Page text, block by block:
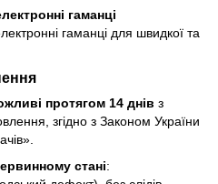
гаманці
гаманці для швидкої та
протягом 14 днів з
згідно з Законом України
стані: